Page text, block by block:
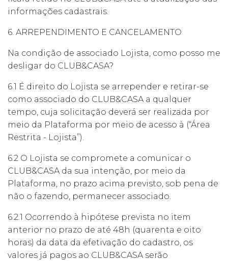
informações cadastrais.
6. ARREPENDIMENTO E CANCELAMENTO
Na condição de associado Lojista, como posso me
desligar do CLUB&CASA?
6.1 É direito do Lojista se arrepender e retirar-se
como associado do CLUB&CASA a qualquer
tempo, cuja solicitação deverá ser realizada por
meio da Plataforma por meio de acesso à (“Área
Restrita - Lojista”).
6.2 O Lojista se compromete a comunicar o
CLUB&CASA da sua intenção, por meio da
Plataforma, no prazo acima previsto, sob pena de
não o fazendo, permanecer associado.
6.2.1 Ocorrendo à hipótese prevista no item
anterior no prazo de até 48h (quarenta e oito
horas) da data da efetivação do cadastro, os
valores já pagos ao CLUB&CASA serão